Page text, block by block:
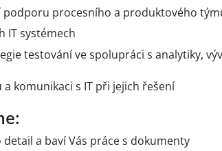
procesního a produktového
IT systémech
testování ve spolupráci s analytiky,
a komunikaci s IT při jejich řešení
a baví Vás práce s dokumenty